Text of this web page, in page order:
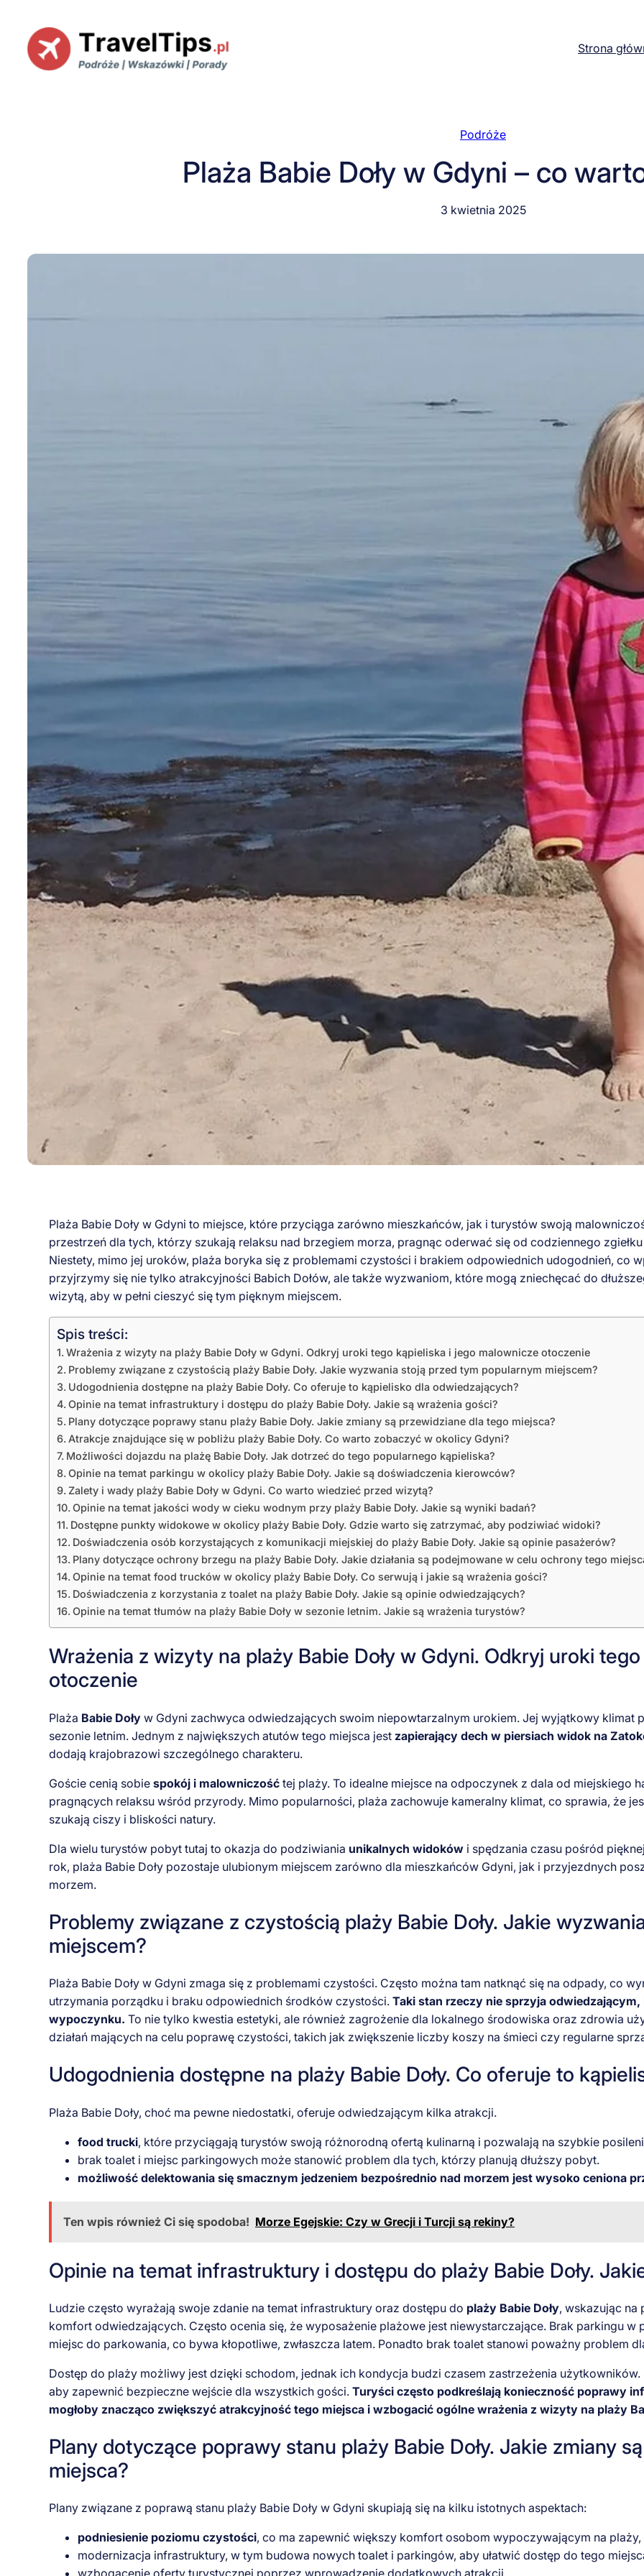
treści
Strona
Podróże
Plaża Babie Doły w Gdyni – co
3 kwietnia 2025
Plaża Babie Doły w Gdyni to miejsce, które przyciąga zarówno mieszkańców, jak i turystów swoją
przestrzeń dla tych, którzy szukają relaksu nad brzegiem morza, pragnąc oderwać się od codziennego
Niestety, mimo jej uroków, plaża boryka się z problemami czystości i brakiem odpowiednich udogodnień, co
przyjrzymy się nie tylko atrakcyjności Babich Dołów, ale także wyzwaniom, które mogą zniechęcać do
wizytą, aby w pełni cieszyć się tym pięknym miejscem.
Spis treści:
Wrażenia z wizyty na plaży Babie Doły w Gdyni. Odkryj uroki tego kąpieliska i jego malownicze otoczenie
Problemy związane z czystością plaży Babie Doły. Jakie wyzwania stoją przed tym popularnym miejscem?
Udogodnienia dostępne na plaży Babie Doły. Co oferuje to kąpielisko dla odwiedzających?
Opinie na temat infrastruktury i dostępu do plaży Babie Doły. Jakie są wrażenia gości?
Plany dotyczące poprawy stanu plaży Babie Doły. Jakie zmiany są przewidziane dla tego miejsca?
Atrakcje znajdujące się w pobliżu plaży Babie Doły. Co warto zobaczyć w okolicy Gdyni?
Możliwości dojazdu na plażę Babie Doły. Jak dotrzeć do tego popularnego kąpieliska?
Opinie na temat parkingu w okolicy plaży Babie Doły. Jakie są doświadczenia kierowców?
Zalety i wady plaży Babie Doły w Gdyni. Co warto wiedzieć przed wizytą?
Opinie na temat jakości wody w cieku wodnym przy plaży Babie Doły. Jakie są wyniki badań?
Dostępne punkty widokowe w okolicy plaży Babie Doły. Gdzie warto się zatrzymać, aby podziwiać widoki?
Doświadczenia osób korzystających z komunikacji miejskiej do plaży Babie Doły. Jakie są opinie pasażerów?
Plany dotyczące ochrony brzegu na plaży Babie Doły. Jakie działania są podejmowane w celu ochrony tego
Opinie na temat food trucków w okolicy plaży Babie Doły. Co serwują i jakie są wrażenia gości?
Doświadczenia z korzystania z toalet na plaży Babie Doły. Jakie są opinie odwiedzających?
Opinie na temat tłumów na plaży Babie Doły w sezonie letnim. Jakie są wrażenia turystów?
Wrażenia z wizyty na plaży Babie Doły w Gdyni. Odkryj uroki
otoczenie
Plaża Babie Doływ Gdyni zachwyca odwiedzających swoim niepowtarzalnym urokiem. Jej wyjątkowy klimat
sezonie letnim. Jednym z największych atutów tego miejsca jest zapierający dech w piersiach widok na
dodają krajobrazowi szczególnego charakteru.
Goście cenią sobie spokój i malowniczośćtej plaży. To idealne miejsce na odpoczynek z dala od miejskiego
pragnących relaksu wśród przyrody. Mimo popularności, plaża zachowuje kameralny klimat, co sprawia, że
szukają ciszy i bliskości natury.
Dla wielu turystów pobyt tutaj to okazja do podziwiania unikalnych widokówi spędzania czasu pośród
rok, plaża Babie Doły pozostaje ulubionym miejscem zarówno dla mieszkańców Gdyni, jak i przyjezdnych
morzem.
Problemy związane z czystością plaży Babie Doły. Jakie
miejscem?
Plaża Babie Doły w Gdyni zmaga się z problemami czystości. Często można tam natknąć się na odpady, co
utrzymania porządku i braku odpowiednich środków czystości. Taki stan rzeczy nie sprzyja
wypoczynku. To nie tylko kwestia estetyki, ale również zagrożenie dla lokalnego środowiska oraz zdrowia
działań mających na celu poprawę czystości, takich jak zwiększenie liczby koszy na śmieci czy regularne
Udogodnienia dostępne na plaży Babie Doły. Co oferuje to
Plaża Babie Doły, choć ma pewne niedostatki, oferuje odwiedzającym kilka atrakcji.
food trucki, które przyciągają turystów swoją różnorodną ofertą kulinarną i pozwalają na szybkie
brak toalet i miejsc parkingowych może stanowić problem dla tych, którzy planują dłuższy pobyt.
możliwość delektowania się smacznym jedzeniem bezpośrednio nad morzem jest wysoko ceniona
Ten wpis również Ci się spodoba! Morze Egejskie: Czy w Grecji i Turcji są rekiny?
Opinie na temat infrastruktury i dostępu do plaży Babie Doły.
Ludzie często wyrażają swoje zdanie na temat infrastruktury oraz dostępu do plaży Babie Doły, wskazując na
komfort odwiedzających. Często ocenia się, że wyposażenie plażowe jest niewystarczające. Brak parkingu
miejsc do parkowania, co bywa kłopotliwe, zwłaszcza latem. Ponadto brak toalet stanowi poważny problem
Dostęp do plaży możliwy jest dzięki schodom, jednak ich kondycja budzi czasem zastrzeżenia
aby zapewnić bezpieczne wejście dla wszystkich gości. Turyści często podkreślają konieczność poprawy
mogłoby znacząco zwiększyć atrakcyjność tego miejsca i wzbogacić ogólne wrażenia z wizyty na plaży
Plany dotyczące poprawy stanu plaży Babie Doły. Jakie zmiany
miejsca?
Plany związane z poprawą stanu plaży Babie Doły w Gdyni skupiają się na kilku istotnych aspektach:
podniesienie poziomu czystości, co ma zapewnić większy komfort osobom wypoczywającym na plaży,
modernizacja infrastruktury, w tym budowa nowych toalet i parkingów, aby ułatwić dostęp do tego